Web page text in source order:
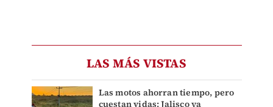
LAS MÁS VISTAS
Las motos ahorran tiempo, pero
cuestan vidas: Jalisco ya